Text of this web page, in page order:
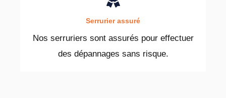
Serrurier assuré
Nos serruriers sont assurés pour effectuer
des dépannages sans risque.